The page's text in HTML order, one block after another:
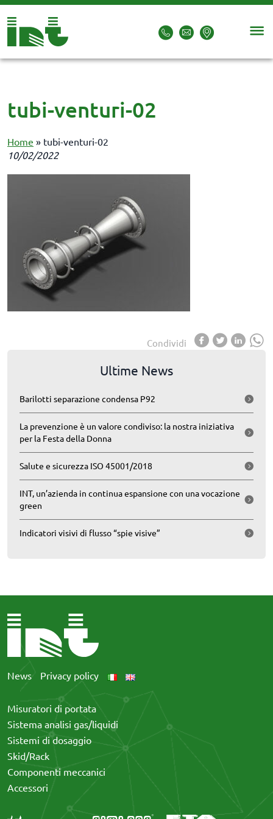
tubi-venturi-02
Home » tubi-venturi-02
10/02/2022
Condividi
Ultime News
Barilotti separazione condensa P92
La prevenzione è un valore condiviso: la nostra iniziativa
per la Festa della Donna
Salute e sicurezza ISO 45001/2018
INT, un’azienda in continua espansione con una vocazione
green
Indicatori visivi di flusso “spie visive”
News Privacy policy
Misuratori di portata
Sistema analisi gas/liquidi
Sistemi di dosaggio
Skid/Rack
Componenti meccanici
Accessori